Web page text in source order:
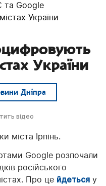
та Google
України
України
Дніпра
відео
міста Ірпінь.
Google розпочали
російського
Про це йдеться у